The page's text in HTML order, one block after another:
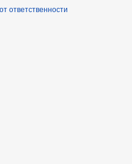
ответственности